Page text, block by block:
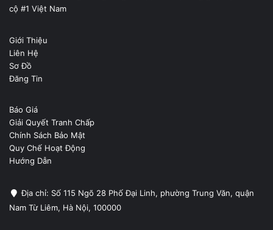
cộ #1 Việt Nam
Giới Thiệu
Liên Hệ
Sơ Đồ
Đăng Tin
Báo Giá
Giải Quyết Tranh Chấp
Chính Sách Bảo Mật
Quy Chế Hoạt Động
Hướng Dẫn
Địa chỉ: Số 115 Ngõ 28 Phố Đại Linh, phường Trung Văn, quận
Nam Từ Liêm, Hà Nội, 100000